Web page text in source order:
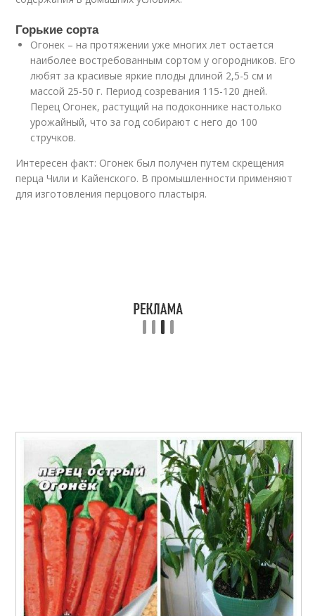
Горькие сорта
Огонек – на протяжении уже многих лет остается
наиболее востребованным сортом у огородников. Его
любят за красивые яркие плоды длиной 2,5-5 см и
массой 25-50 г. Период созревания 115-120 дней.
Перец Огонек, растущий на подоконнике настолько
урожайный, что за год собирают с него до 100
стручков.
Интересен факт: Огонек был получен путем скрещения
перца Чили и Кайенского. В промышленности применяют
для изготовления перцового пластыря.